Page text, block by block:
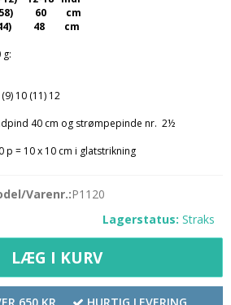
58) 60 cm
48 cm
g:
10 (11) 12
40 cm og strømpepinde nr. 2½
p = 10 x 10 cm i glatstrikning
Varenr.:P1120
Lagerstatus: Straks
LÆG I KURV
650 KR
HURTIG LEVERING